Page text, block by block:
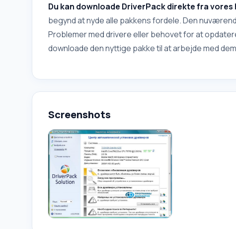
Du kan downloade DriverPack direkte fra vores
begynd at nyde alle pakkens fordele. Den
Problemer med drivere eller behovet for at
downloade den nyttige pakke til at arbejde med
Screenshots